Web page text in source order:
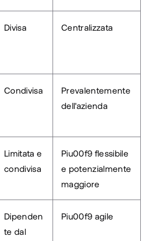
Divisa Centralizzata
Condivisa
Prevalentemente
dell'azienda
Limitata e
condivisa
Piu00f9 flessibile
e potenzialmente
maggiore
Dipenden
te dal
Piu00f9 agile